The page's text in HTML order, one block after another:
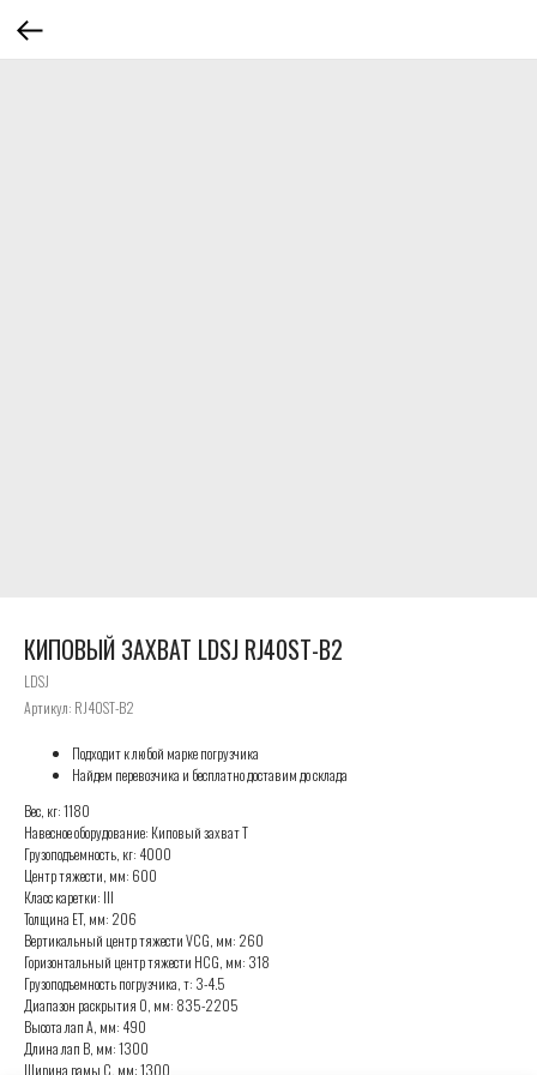
КИПОВЫЙ ЗАХВАТ LDSJ RJ40ST-B2
LDSJ
Артикул: RJ40ST-B2
Подходит к любой марке погрузчика
Найдем перевозчика и бесплатно доставим до склада
Вес, кг: 1180
Навесное оборудование: Киповый захват T
Грузоподъемность, кг: 4000
Центр тяжести, мм: 600
Класс каретки: III
Толщина ET, мм: 206
Вертикальный центр тяжести VCG, мм: 260
Горизонтальный центр тяжести HCG, мм: 318
Грузоподъемность погрузчика, т: 3-4.5
Диапазон раскрытия O, мм: 835-2205
Высота лап A, мм: 490
Длина лап B, мм: 1300
Ширина рамы C, мм: 1300